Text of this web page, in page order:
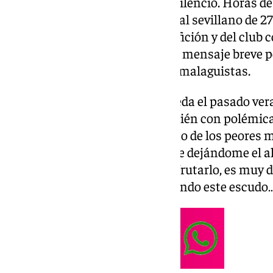
hiciera oficial su salida, el central sevillano de
sociales para despedirse de la afición y del
un profundo dolor personal. Un mensaje breve
tardó en hacerse viral entre los malaguistas.
El defensa, que llegó a La Rosaleda el pasado
Santander (de donde salió también con
entrenador), escribió: «Quizá uno de los
este club donde nunca debió irse dejándome el
oportunidad de quedarme a disfrutarlo, es muy
quedado muchos años defendiendo este